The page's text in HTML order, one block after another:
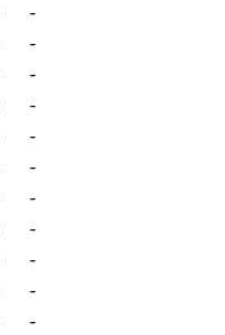
-
-
-
-
-
-
-
-
-
-
-